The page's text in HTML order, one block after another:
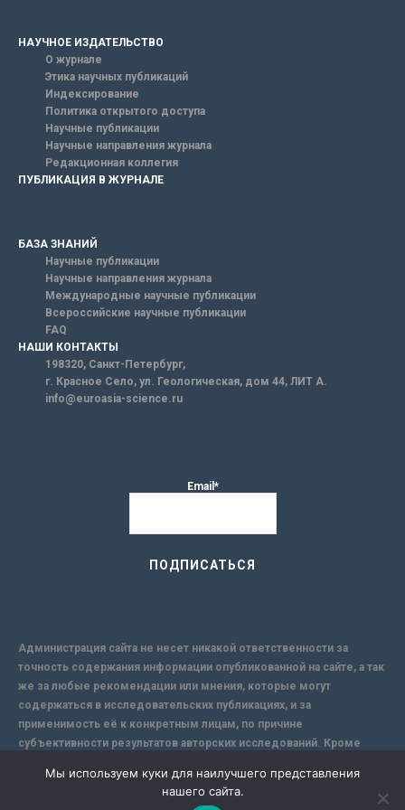
НАУЧНОЕ ИЗДАТЕЛЬСТВО
О журнале
Этика научных публикаций
Индексирование
Политика открытого доступа
Научные публикации
Научные направления журнала
Редакционная коллегия
ПУБЛИКАЦИЯ В ЖУРНАЛЕ
БАЗА ЗНАНИЙ
Научные публикации
Научные направления журнала
Международные научные публикации
Всероссийские научные публикации
FAQ
НАШИ КОНТАКТЫ
198320, Санкт-Петербург,
г. Красное Село, ул. Геологическая, дом 44, ЛИТ А.
info@euroasia-science.ru
Email*
Администрация сайта не несет никакой ответственности за
точность содержания информации опубликованной на сайте, а так
же за любые рекомендации или мнения, которые могут
содержаться в исследовательских публикациях, и за
применимость её к конкретным лицам, по причине
субъективности результатов авторских исследований. Кроме
надежной защиты информации, Сайт не несет ответственности за
Мы используем куки для наилучшего представления
нашего сайта.